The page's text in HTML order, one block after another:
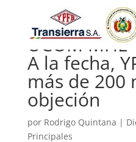
UCOM MHE
A la fecha,
más de 200
objeción
por Rodrigo Quintana |
Principales